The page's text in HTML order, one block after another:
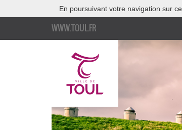
En poursuivant votre navigation sur
WWW.TOUL.FR